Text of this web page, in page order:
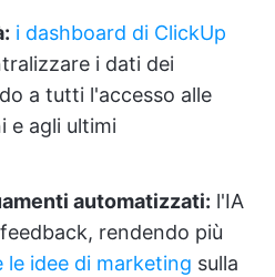
i dashboard di ClickUp
i dati dei
a tutti l'accesso alle
e agli ultimi
automatizzati: l'IA
rendendo più
le idee di marketing sulla